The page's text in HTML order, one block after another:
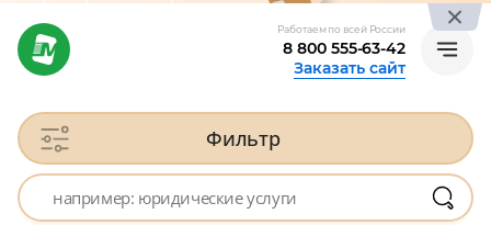
Работаем по всей России
8 800 555-63-42
Заказать сайт
Фильтр